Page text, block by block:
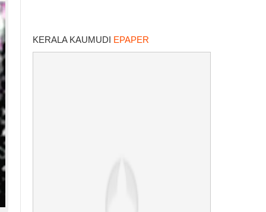
KERALA KAUMUDI EPAPER